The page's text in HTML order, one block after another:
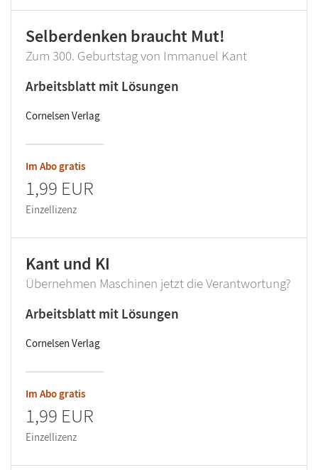
Selberdenken braucht Mut!
Zum 300. Geburtstag von Immanuel Kant
Arbeitsblatt mit Lösungen
Cornelsen Verlag
Im Abo gratis
1,99 EUR
Einzellizenz
Kant und KI
Übernehmen Maschinen jetzt die Verantwortung?
Arbeitsblatt mit Lösungen
Cornelsen Verlag
Im Abo gratis
1,99 EUR
Einzellizenz